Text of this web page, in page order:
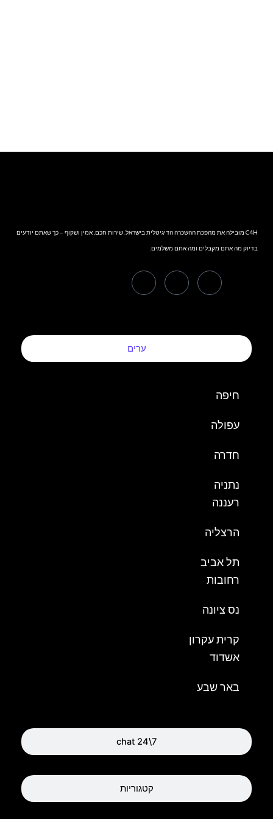
C4H מובילה את מהפכת ההשכרה הדיגיטלית בישראל. שירות חכם, אמין ושקוף – כך שאתם יודעים
בדיוק מה אתם מקבלים ומה אתם משלמים.
ערים
chat 24\7
קטגוריות
חיפה
עפולה
חדרה
נתניה
רעננה
הרצליה
תל אביב
רחובות
נס ציונה
קרית עקרון
אשדוד
באר שבע